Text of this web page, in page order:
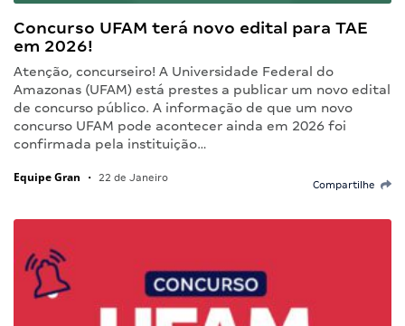
Concurso UFAM terá novo edital para TAE
em 2026!
Atenção, concurseiro! A Universidade Federal do
Amazonas (UFAM) está prestes a publicar um novo edital
de concurso público. A informação de que um novo
concurso UFAM pode acontecer ainda em 2026 foi
confirmada pela instituição…
Equipe Gran • 22 de Janeiro
Compartilhe